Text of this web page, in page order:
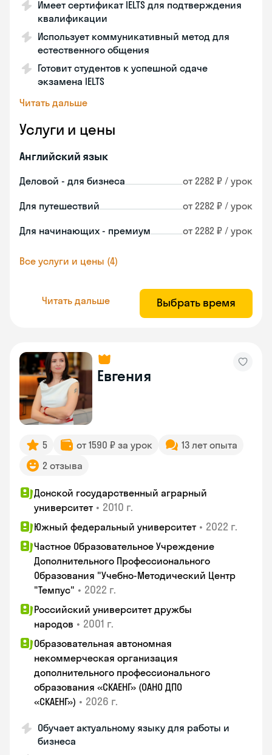
Имеет сертификат IELTS для подтверждения
квалификации
Использует коммуникативный метод для
естественного общения
Готовит студентов к успешной сдаче
экзамена IELTS
Читать дальше
Услуги и цены
Английский язык
Деловой - для бизнеса от 2282 ₽ / урок
Для путешествий от 2282 ₽ / урок
Для начинающих - премиум от 2282 ₽ / урок
Все услуги и цены (4)
Читать дальше Выбрать время
Евгения
5 от 1590 ₽ за урок
13 лет опыта
2 отзыва
Донской государственный аграрный
университет • 2010 г.
Южный федеральный университет • 2022 г.
Частное Образовательное Учреждение
Дополнительного Профессионального
Образования "Учебно-Методический Центр
"Темпус" • 2022 г.
Российский университет дружбы
народов • 2001 г.
Образовательная автономная
некоммерческая организация
дополнительного профессионального
образования «СКАЕНГ» (ОАНО ДПО
«СКАЕНГ») • 2026 г.
Обучает актуальному языку для работы и
бизнеса